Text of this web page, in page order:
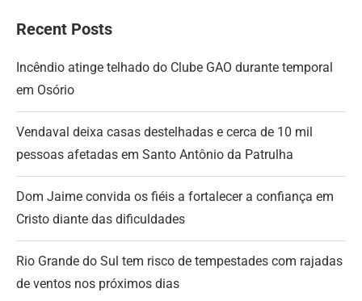
Recent Posts
Incêndio atinge telhado do Clube GAO durante temporal
em Osório
Vendaval deixa casas destelhadas e cerca de 10 mil
pessoas afetadas em Santo Antônio da Patrulha
Dom Jaime convida os fiéis a fortalecer a confiança em
Cristo diante das dificuldades
Rio Grande do Sul tem risco de tempestades com rajadas
de ventos nos próximos dias